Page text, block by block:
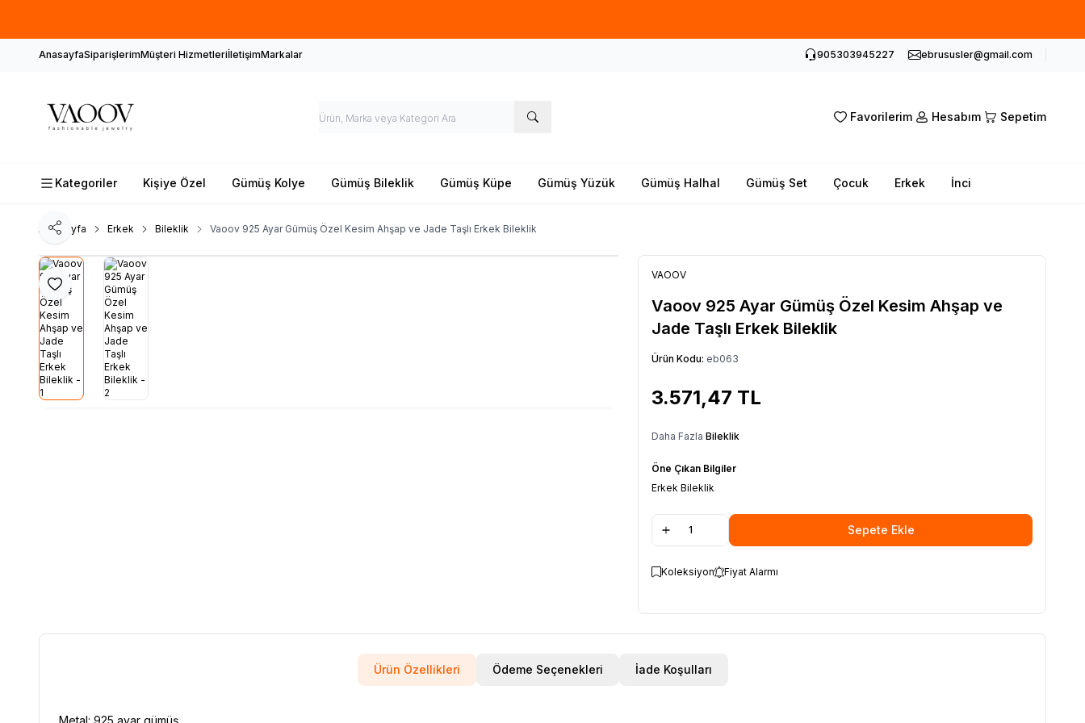
AnasayfaSiparişlerimMüşteri HizmetleriİletişimMarkalar 905303945227 ebrususler@gmail.com
Favorilerim Hesabım Sepetim
Kategoriler Kişiye Özel Gümüş Kolye Gümüş Bileklik Gümüş Küpe Gümüş Yüzük Gümüş Halhal Gümüş Set Çocuk Erkek İnci
Ana Sayfa Erkek Bileklik Vaoov 925 Ayar Gümüş Özel Kesim Ahşap ve Jade Taşlı Erkek Bileklik
Favoriye Ekle
Paylaş
VAOOV
Vaoov 925 Ayar Gümüş Özel Kesim Ahşap ve
Jade Taşlı Erkek Bileklik
Ürün Kodu: eb063
3.571,47 TL
Daha Fazla Bileklik
Öne Çıkan Bilgiler
Erkek Bileklik
Sepete Ekle
Koleksiyon Fiyat Alarmı
Ürün Özellikleri Ödeme Seçenekleri İade Koşulları
Metal: 925 ayar gümüş